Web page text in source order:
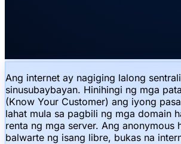
Ang internet ay nagiging lalong
sinusubaybayan. Hinihingi ng mga
(Know Your Customer) ang iyong
lahat mula sa pagbili ng mga domain
renta ng mga server. Ang anonymous
balwarte ng isang libre, bukas na